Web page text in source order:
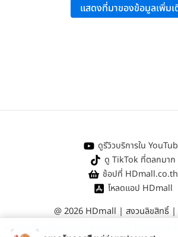
รศ.พญ.รังสิมา วณิชภักดีเดชา ศูนย์เลเซอร์ผิวหนังแล
แสดงที่มาของข้อมูลเพิ่มเ
ดูรีวิวบริการใน
ดู TikTok ที่ตลกมาก
ช้อปที่ HDmall.co.th
โหลดแอป HDmall
@ 2026 HDmall | สงวนลิขสิทธิ์ |
หาคลินิกใกล้บ้าน